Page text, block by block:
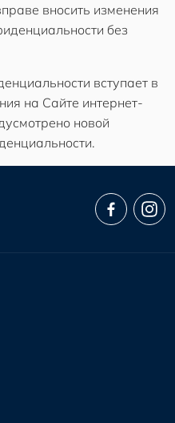
вносить изменения
без
вступает в
на Сайте интернет-
новой